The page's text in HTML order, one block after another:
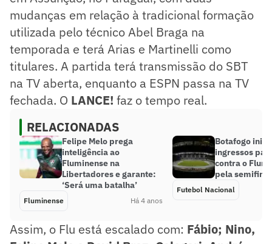
mudanças em relação à tradicional formação
utilizada pelo técnico Abel Braga na
temporada e terá Arias e Martinelli como
titulares. A partida terá transmissão do SBT
na TV aberta, enquanto a ESPN passa na TV
fechada. O LANCE! faz o tempo real.
RELACIONADAS
Felipe Melo prega
inteligência ao
Fluminense na
Libertadores e garante:
‘Será uma batalha’
Fluminense Há 4 anos
Botafogo
ingressos
contra o
pela
Futebol Nacional
Assim, o Flu está escalado com: Fábio; Nino,